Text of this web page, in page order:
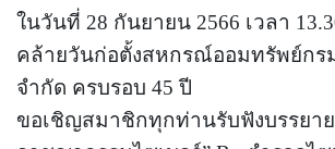
ในวันที่ 28 กันยายน 2566 เวลา
คล้ายวันก่อตั้งสหกรณ์ออมทรัพย์กร
จำกัด ครบรอบ 45 ปี
ขอเชิญสมาชิกทุกท่านรับฟังบรรยา